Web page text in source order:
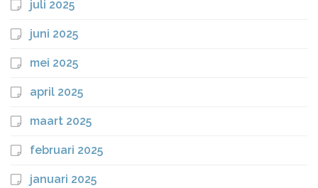
juli 2025
juni 2025
mei 2025
april 2025
maart 2025
februari 2025
januari 2025